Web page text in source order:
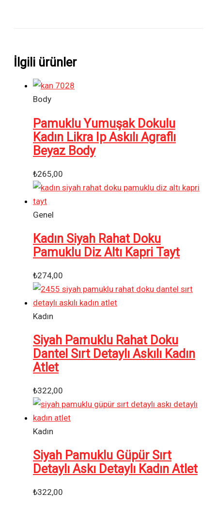
İlgili ürünler
Body
Pamuklu Yumuşak Dokulu
Kadın Likra Ip Askılı Agraflı
Beyaz Body
₺265,00
Genel
Kadın Siyah Rahat Doku
Pamuklu Diz Altı Kapri Tayt
₺274,00
Kadın
Siyah Pamuklu Rahat Doku
Dantel Sırt Detaylı Askılı Kadın
Atlet
₺322,00
Kadın
Siyah Pamuklu Güpür Sırt
Detaylı Askı Detaylı Kadın Atlet
₺322,00